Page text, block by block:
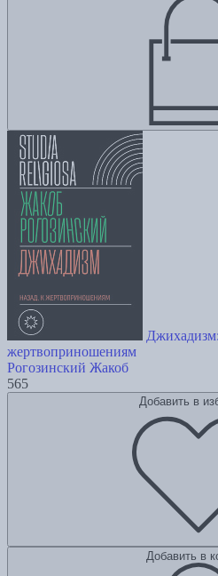
жертвоприношениям
Рогозинский Жакоб
565
Добавить в
Добавить в